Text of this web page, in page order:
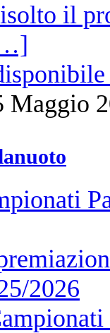
Maggio
2026